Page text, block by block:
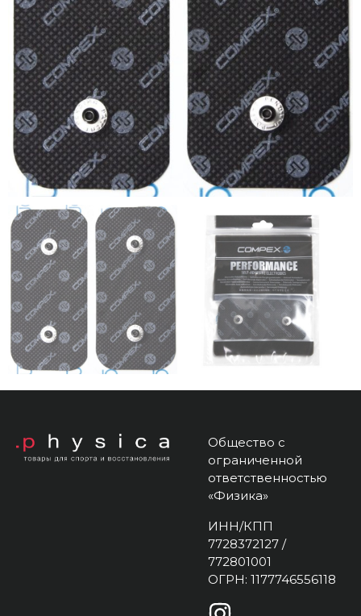
Общество с
ограниченной
ответственностью
«Физика»
ИНН/КПП
7728372127 /
772801001
ОГРН: 1177746556118